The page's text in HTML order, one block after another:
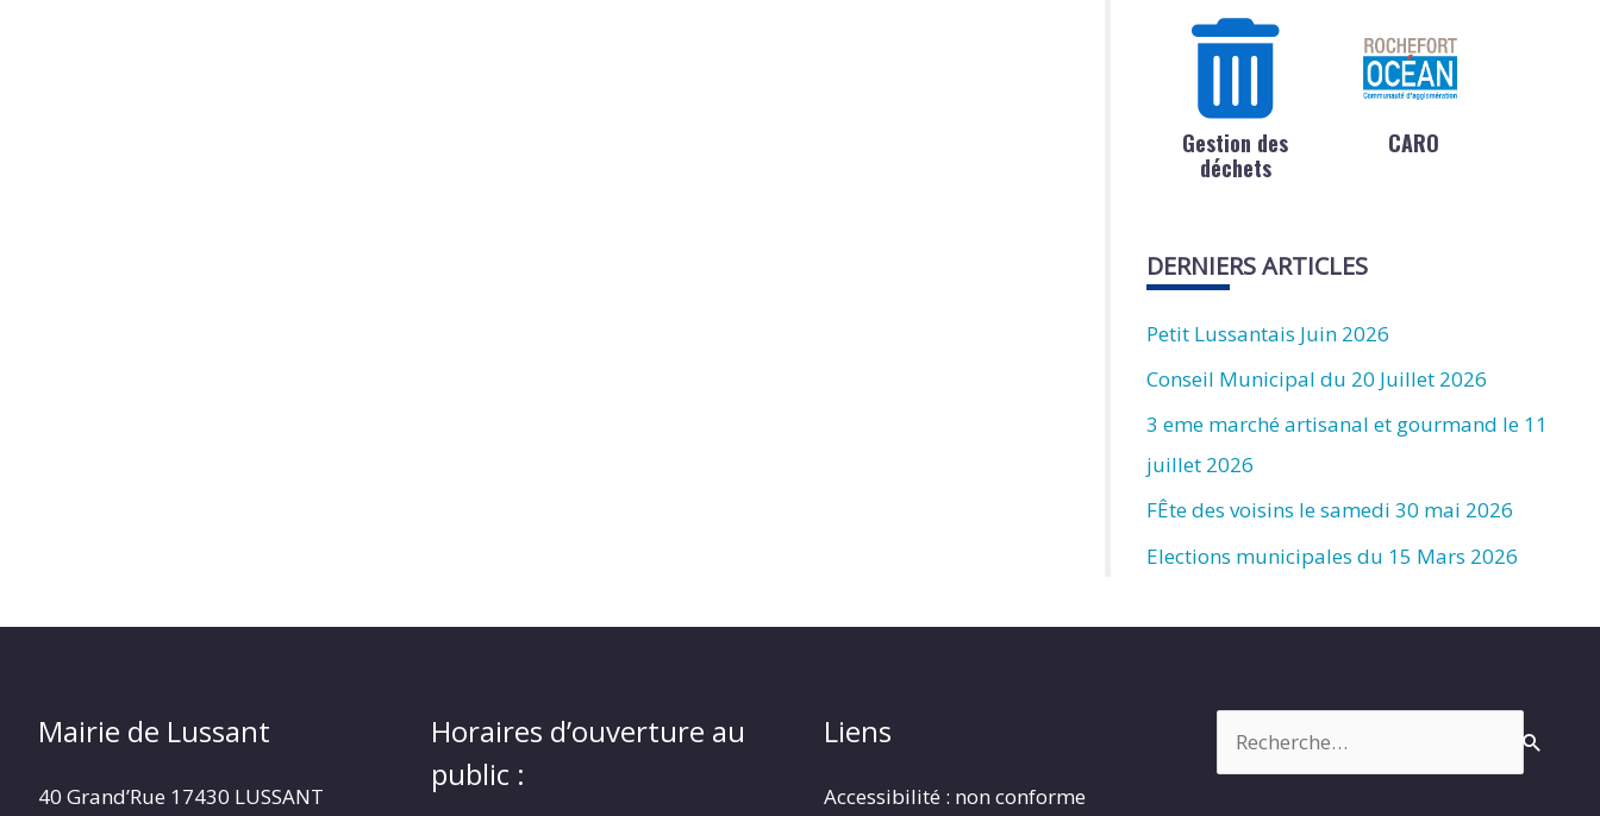
Gestion des
déchets
CARO
DERNIERS ARTICLES
Petit Lussantais Juin 2026
Conseil Municipal du 20 Juillet 2026
3 eme marché artisanal et gourmand le 11
juillet 2026
FÊte des voisins le samedi 30 mai 2026
Elections municipales du 15 Mars 2026
Mairie de Lussant
40 Grand’Rue 17430 LUSSANT
Horaires d’ouverture au
public :
Liens
Accessibilité : non conforme